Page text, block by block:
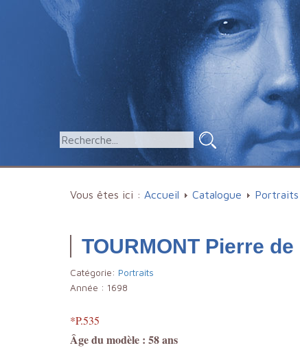
Vous êtes ici : Accueil Catalogue Portraits
TOURMONT Pierre de
Catégorie: Portraits
Année : 1698
*P.535
Âge du modèle : 58 ans